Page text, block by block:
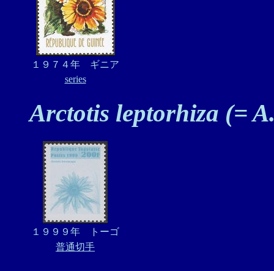
１９７４年 ギニア
series
Arctotis leptorhiza (=
１９９９年 トーゴ
普通切手